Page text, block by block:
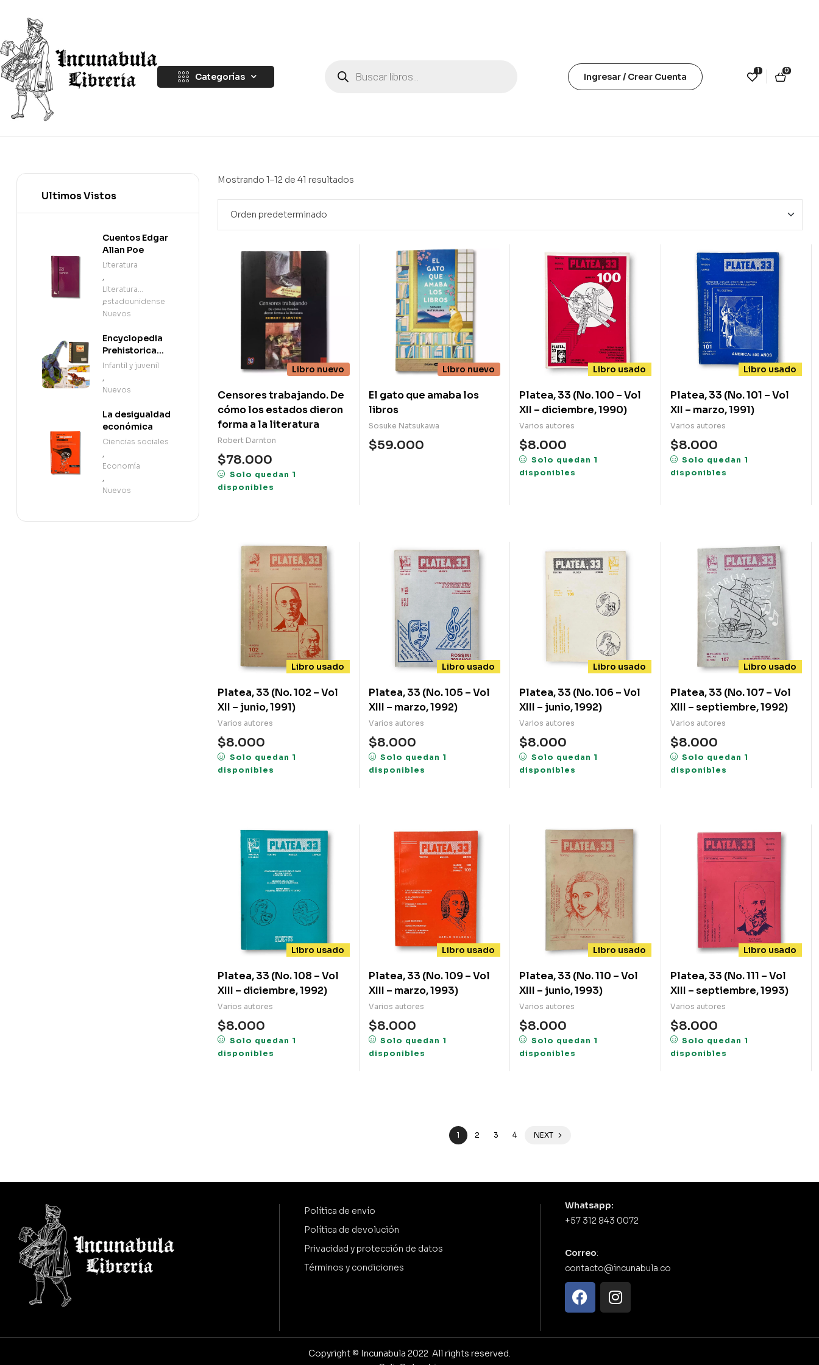
Categorías Ingresar / Crear Cuenta
1 0
Mostrando 1–12 de 41 resultados
Libro nuevo
Censores trabajando. De
cómo los estados dieron
forma a la literatura
Robert Darnton
$78.000
Solo quedan 1
disponibles
Libro nuevo
El gato que amaba los
libros
Sosuke Natsukawa
$59.000
Libro usado
Platea, 33 (No. 100 – Vol
XII – diciembre, 1990)
Varios autores
$8.000
Solo quedan 1
disponibles
Libro usado
Platea, 33 (No. 101 – Vol
XII – marzo, 1991)
Varios autores
$8.000
Solo quedan 1
disponibles
Libro usado
Platea, 33 (No. 102 – Vol
XII – junio, 1991)
Varios autores
$8.000
Solo quedan 1
disponibles
Libro usado
Platea, 33 (No. 105 – Vol
XIII – marzo, 1992)
Varios autores
$8.000
Solo quedan 1
disponibles
Libro usado
Platea, 33 (No. 106 – Vol
XIII – junio, 1992)
Varios autores
$8.000
Solo quedan 1
disponibles
Libro usado
Platea, 33 (No. 107 – Vol
XIII – septiembre, 1992)
Varios autores
$8.000
Solo quedan 1
disponibles
Libro usado
Platea, 33 (No. 108 – Vol
XIII – diciembre, 1992)
Varios autores
$8.000
Solo quedan 1
disponibles
Libro usado
Platea, 33 (No. 109 – Vol
XIII – marzo, 1993)
Varios autores
$8.000
Solo quedan 1
disponibles
Libro usado
Platea, 33 (No. 110 – Vol
XIII – junio, 1993)
Varios autores
$8.000
Solo quedan 1
disponibles
Libro usado
Platea, 33 (No. 111 – Vol
XIII – septiembre, 1993)
Varios autores
$8.000
Solo quedan 1
disponibles
1 2 3 4 NEXT
Ultimos Vistos
Cuentos Edgar
Allan Poe
Literatura
,
Literatura
estadounidense
,
Nuevos
Encyclopedia
Prehistorica
Dinosaurs: The
Up (en Inglés)
Infantil y juvenil
,
Nuevos
La desigualdad
económica
Ciencias sociales
,
Economía
,
Nuevos
Política de envío
Política de devolución
Privacidad y protección de datos
Términos y condiciones
Whatsapp:
+57 312 843 0072
Correo:
contacto@incunabula.co
Copyright © Incunabula 2022 All rights reserved.